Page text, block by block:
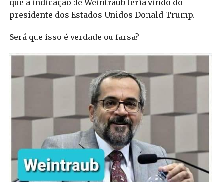
que a indicação de Weintraub teria vindo do
presidente dos Estados Unidos Donald Trump.
Será que isso é verdade ou farsa?